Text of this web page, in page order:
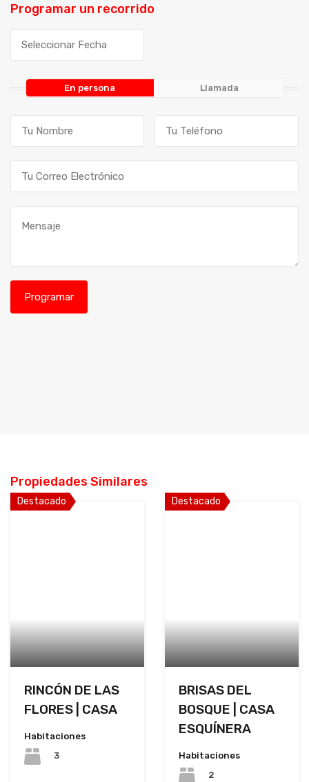
Programar un recorrido
En persona Llamada
Propiedades Similares
Destacado
RINCÓN DE LAS
FLORES | CASA
Habitaciones
3
Destacado
BRISAS DEL
BOSQUE | CASA
ESQUÍNERA
Habitaciones
2